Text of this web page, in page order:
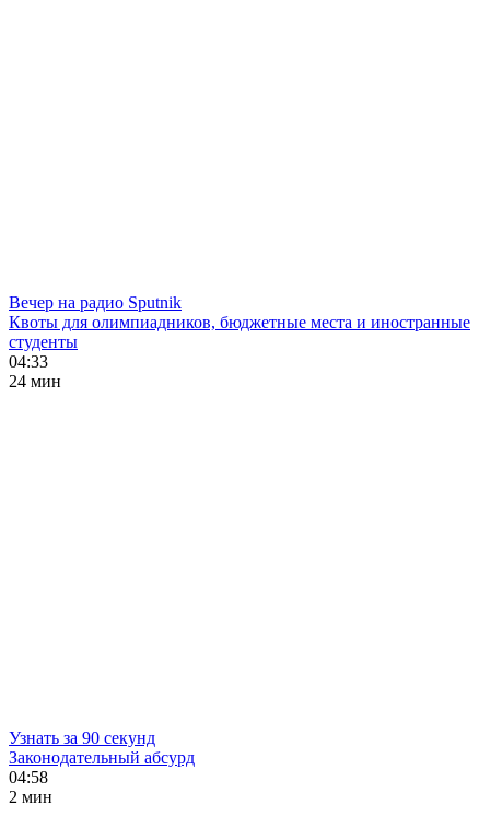
Вечер на радио Sputnik
Квоты для олимпиадников, бюджетные места и иностранные
студенты
04:33
24 мин
Узнать за 90 секунд
Законодательный абсурд
04:58
2 мин